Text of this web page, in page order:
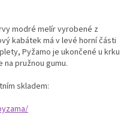
modré melír vyrobené z
kabátek má v levé horní části
Pyžamo je ukončené u krku
na pružnou gumu.
skladem: